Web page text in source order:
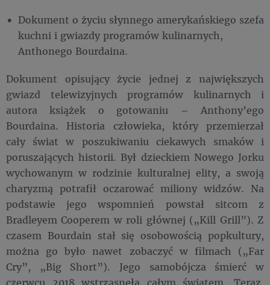
Dokument o życiu słynnego amerykańskiego szefa
kuchni i gwiazdy programów kulinarnych,
Anthonego Bourdaina.
Dokument opisujący życie jednej z największych
gwiazd telewizyjnych programów kulinarnych i
autora książek o gotowaniu – Anthony’ego
Bourdaina. Historia człowieka, który przemierzał
cały świat w poszukiwaniu ciekawych smaków i
poruszających historii. Był dzieckiem Nowego Jorku
wychowanym w rodzinie kulturalnej elity, a swoją
charyzmą potrafił oczarować miliony widzów. Na
podstawie jego wspomnień powstał sitcom z
Bradleyem Cooperem w roli głównej („Kill Grill”). Z
czasem Bourdain stał się osobowością popkultury,
można go było nawet zobaczyć w filmach („Far
Cry”, „Big Short”). Jego samobójcza śmierć w
czerwcu 2018 wstrząsnęła całym światem. Teraz,